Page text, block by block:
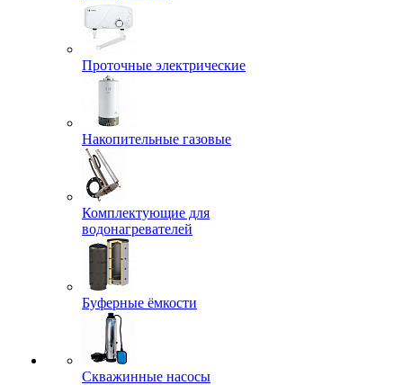
Проточные электрические
Накопительные газовые
Комплектующие для
водонагревателей
Буферные ёмкости
Скважинные насосы